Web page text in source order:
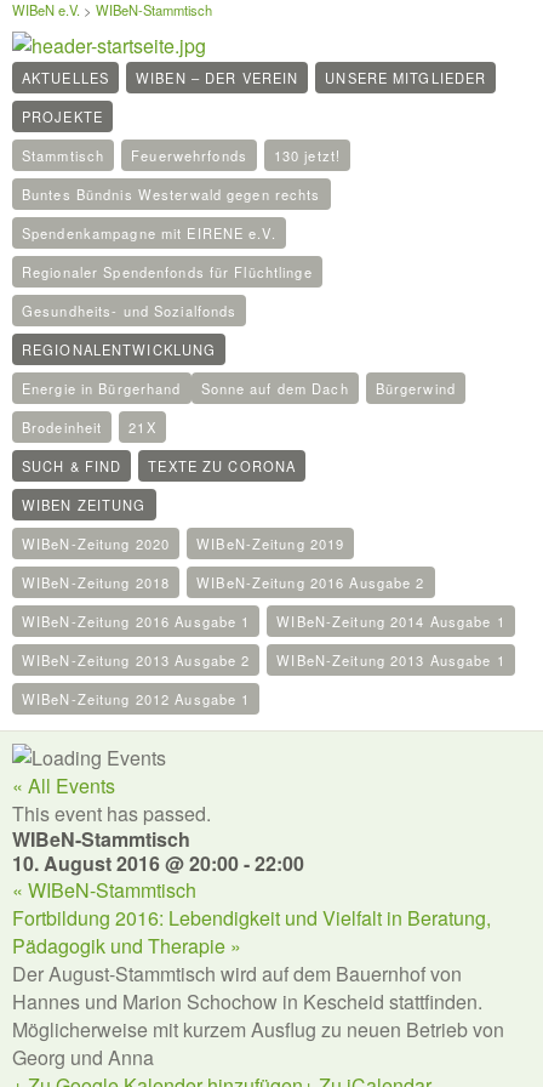
WIBeN e.V. > WIBeN-Stammtisch
AKTUELLES WIBEN – DER VEREIN
UNSERE MITGLIEDER
PROJEKTE
Stammtisch
Feuerwehrfonds
130 jetzt!
Buntes Bündnis Westerwald gegen rechts
Spendenkampagne mit EIRENE e.V.
Regionaler Spendenfonds für Flüchtlinge
Gesundheits- und Sozialfonds
REGIONALENTWICKLUNG
Energie in Bürgerhand
Sonne auf dem Dach
Bürgerwind
Brodeinheit
21X
SUCH & FIND
TEXTE ZU CORONA
WIBEN ZEITUNG
WIBeN-Zeitung 2020
WIBeN-Zeitung 2019
WIBeN-Zeitung 2018
WIBeN-Zeitung 2016 Ausgabe 2
WIBeN-Zeitung 2016 Ausgabe 1
WIBeN-Zeitung 2014 Ausgabe 1
WIBeN-Zeitung 2013 Ausgabe 2
WIBeN-Zeitung 2013 Ausgabe 1
WIBeN-Zeitung 2012 Ausgabe 1
« All Events
This event has passed.
WIBeN-Stammtisch
10. August 2016 @ 20:00-22:00
« WIBeN-Stammtisch
Fortbildung 2016: Lebendigkeit und Vielfalt in Beratung,
Pädagogik und Therapie »
Der August-Stammtisch wird auf dem Bauernhof von
Hannes und Marion Schochow in Kescheid stattfinden.
Möglicherweise mit kurzem Ausflug zu neuen Betrieb von
Georg und Anna